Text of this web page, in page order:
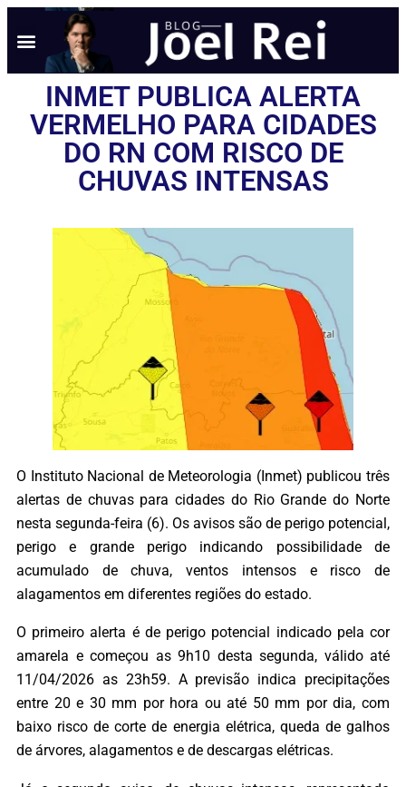
INMET PUBLICA ALERTA
VERMELHO PARA CIDADES
DO RN COM RISCO DE
CHUVAS INTENSAS
O Instituto Nacional de Meteorologia (Inmet) publicou três
alertas de chuvas para cidades do Rio Grande do Norte
nesta segunda-feira (6). Os avisos são de perigo potencial,
perigo e grande perigo indicando possibilidade de
acumulado de chuva, ventos intensos e risco de
alagamentos em diferentes regiões do estado.
O primeiro alerta é de perigo potencial indicado pela cor
amarela e começou as 9h10 desta segunda, válido até
11/04/2026 as 23h59. A previsão indica precipitações
entre 20 e 30 mm por hora ou até 50 mm por dia, com
baixo risco de corte de energia elétrica, queda de galhos
de árvores, alagamentos e de descargas elétricas.